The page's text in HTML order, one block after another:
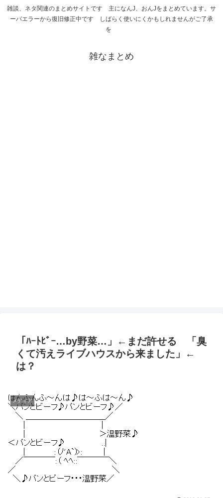
雑談、ネタ関連のまとめサイトです 主になんJ、おんJをまとめています。サ
ーバエラーから復旧修正中です しばらく使いにくかもしれませんがご了承
を
雑なまとめ
「ﾊｰﾄﾋﾞｰ…by野菜…」←まだ許せる 「臭
くて汚えライブハウスから来ました」←
は？
メディア